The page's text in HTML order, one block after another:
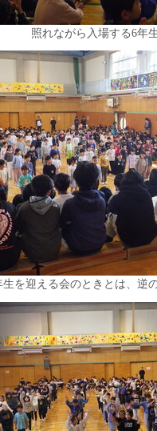
照れながら入場する6年生
生を迎える会のときとは、逆